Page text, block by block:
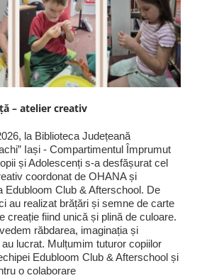
– atelier creativ
la Biblioteca Județeană
Iași - Compartimentul Împrumut
și Adolescenți s-a desfășurat cel
coordonat de OHANA și
Edubloom Club & Afterschool. De
au realizat brățări și semne de carte
creație fiind unică și plină de culoare.
răbdarea, imaginația și
lucrat. Mulțumim tuturor copiilor
Edubloom Club & Afterschool și
o colaborare